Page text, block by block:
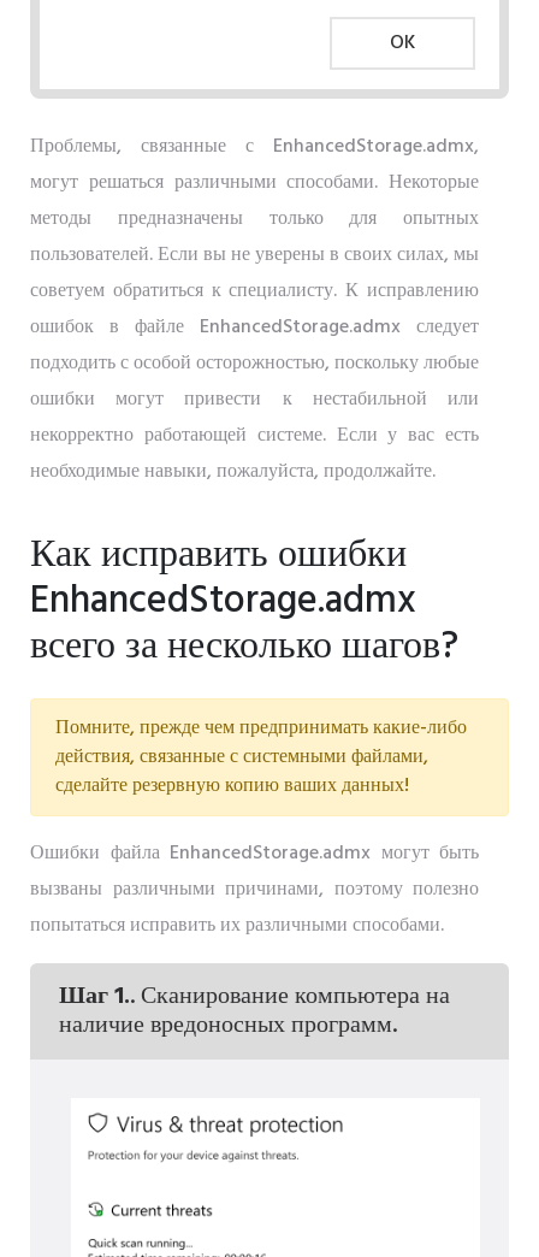
OK
Проблемы, связанные с EnhancedStorage.admx,
могут решаться различными способами. Некоторые
методы предназначены только для опытных
пользователей. Если вы не уверены в своих силах, мы
советуем обратиться к специалисту. К исправлению
ошибок в файле EnhancedStorage.admx следует
подходить с особой осторожностью, поскольку любые
ошибки могут привести к нестабильной или
некорректно работающей системе. Если у вас есть
необходимые навыки, пожалуйста, продолжайте.
Как исправить ошибки
EnhancedStorage.admx
всего за несколько шагов?
Помните, прежде чем предпринимать какие-либо
действия, связанные с системными файлами,
сделайте резервную копию ваших данных!
Ошибки файла EnhancedStorage.admx могут быть
вызваны различными причинами, поэтому полезно
попытаться исправить их различными способами.
Шаг 1.. Сканирование компьютера на
наличие вредоносных программ.